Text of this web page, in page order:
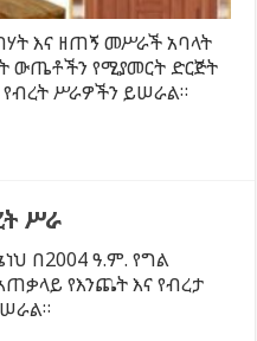
እና ዘጠኝ መሥራች አባላት
ውጤቶችን የሚያመርት ድርጅት
ሥራዎችን ይሠራል።
ሥራ
በ2004 ዓ.ም. የግል
የእንጨት እና የብረታ